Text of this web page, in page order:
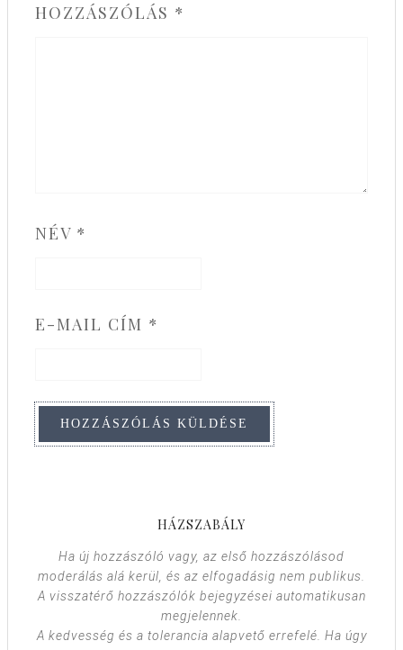
HOZZÁSZÓLÁS *
NÉV *
E-MAIL CÍM *
HÁZSZABÁLY
Ha új hozzászóló vagy, az első hozzászólásod
moderálás alá kerül, és az elfogadásig nem publikus.
A visszatérő hozzászólók bejegyzései automatikusan
megjelennek.
A kedvesség és a tolerancia alapvető errefelé. Ha úgy